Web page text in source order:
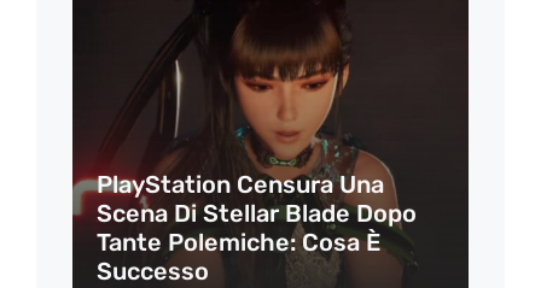
PlayStation Censura Una
Scena Di Stellar Blade Dopo
Tante Polemiche: Cosa È
Successo